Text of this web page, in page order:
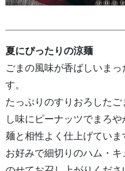
夏にぴったりの涼麺
ごまの風味が香ばしいま
す。
たっぷりのすりおろしたご
し味にピーナッツでまろ
麺と相性よく仕上げていま
お好みで細切りのハム・